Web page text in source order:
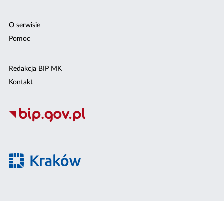
O serwisie
Pomoc
Redakcja BIP MK
Kontakt